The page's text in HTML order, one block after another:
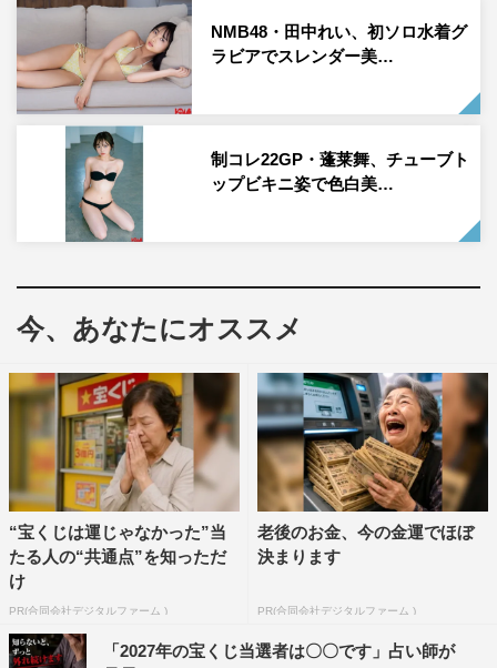
い水色のノースリーブ姿で、サイリウムカラーに合わせた
花束を手に自然な笑顔。黄色のワンピースに着替えて、誰
もいない野球グラウンドへ。あいにくの雨となった撮影で
も、傘を差してひとり歩く姿もしっとりと絵になる。ロン
グインタビューでは、卒業を決心するまでの経緯、そして
最愛の同期三期生について語っている。
通常版の表紙は日向坂46の宮地すみれ＆渡辺莉
表紙には、17枚目シングル「Kind of love」を発売、宮崎
宮地すみれ＆渡辺莉奈の“すみりな”ペアが登場。ユニッ
ト“能ある少女はスカート揺らす”としてユニット曲「恋と
慣性の法則」を持つ仲良し2人が、初夏の緑豊かな古民家
でのんびりとしたグラビアを。まずはノースリーブのルー
ムウェアを着ての朝食作りで、ナチュラルな笑顔があふれ
るスタート。続いては水色のワンピースに着替えて、近く
の河原へお散歩。スカートをたくし上げ冷たい川に足まで
浸かり、横浜スタジアムでも披露された顎クイポーズも笑
顔で再現。最後は白い半袖ブラウスに赤と青の色違いスカ
NMB48・田中れい、初ソロ水着グ
ラビアでスレンダー美…
制コレ22GP・蓬莱舞、チューブト
ップビキニ姿で色白美…
今、あなたにオススメ
“宝くじは運じゃなかった”当
たる人の“共通点”を知っただ
け
PR(合同会社デジタルファーム )
老後のお金、今の金運でほぼ
決まります
PR(合同会社デジタルファーム )
「2027年の宝くじ当選者は〇〇です」占い師が